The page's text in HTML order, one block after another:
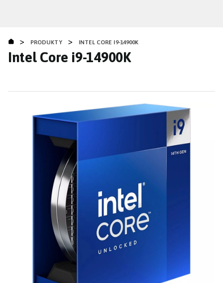
obsahu
> PRODUKTY > INTEL CORE I9-14900K
Intel Core i9-14900K